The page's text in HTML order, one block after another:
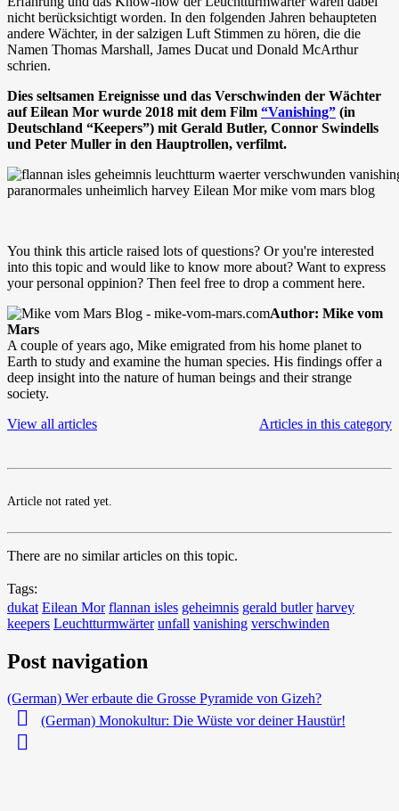
nicht berücksichtigt worden. In den folgenden Jahren behaupteten
andere Wächter, in der salzigen Luft Stimmen zu hören, die die
Namen Thomas Marshall, James Ducat und Donald McArthur
schrien.
Dies seltsamen Ereignisse und das Verschwinden der Wächter
auf Eilean Mor wurde 2018 mit dem Film “Vanishing” (in
Deutschland “Keepers”) mit Gerald Butler, Connor Swindells
und Peter Muller in den Hauptrollen, verfilmt.
You think this article raised lots of questions? Or you're interested
into this topic and would like to know more about? Want to express
your personal oppinion? Then feel free to drop a comment here.
Author: Mike vom
Mars
A couple of years ago, Mike emigrated from his home planet to
Earth to study and examine the human species. His findings offer a
deep insight into the nature of human beings and their strange
society.
View all articles
Articles in this category
Article not rated yet.
There are no similar articles on this topic.
Tags:
dukat Eilean Mor flannan isles geheimnis gerald butler harvey
keepers Leuchtturmwärter unfall vanishing verschwinden
Post navigation
(German) Wer erbaute die Grosse Pyramide von Gizeh?
(German) Monokultur: Die Wüste vor deiner Haustür!